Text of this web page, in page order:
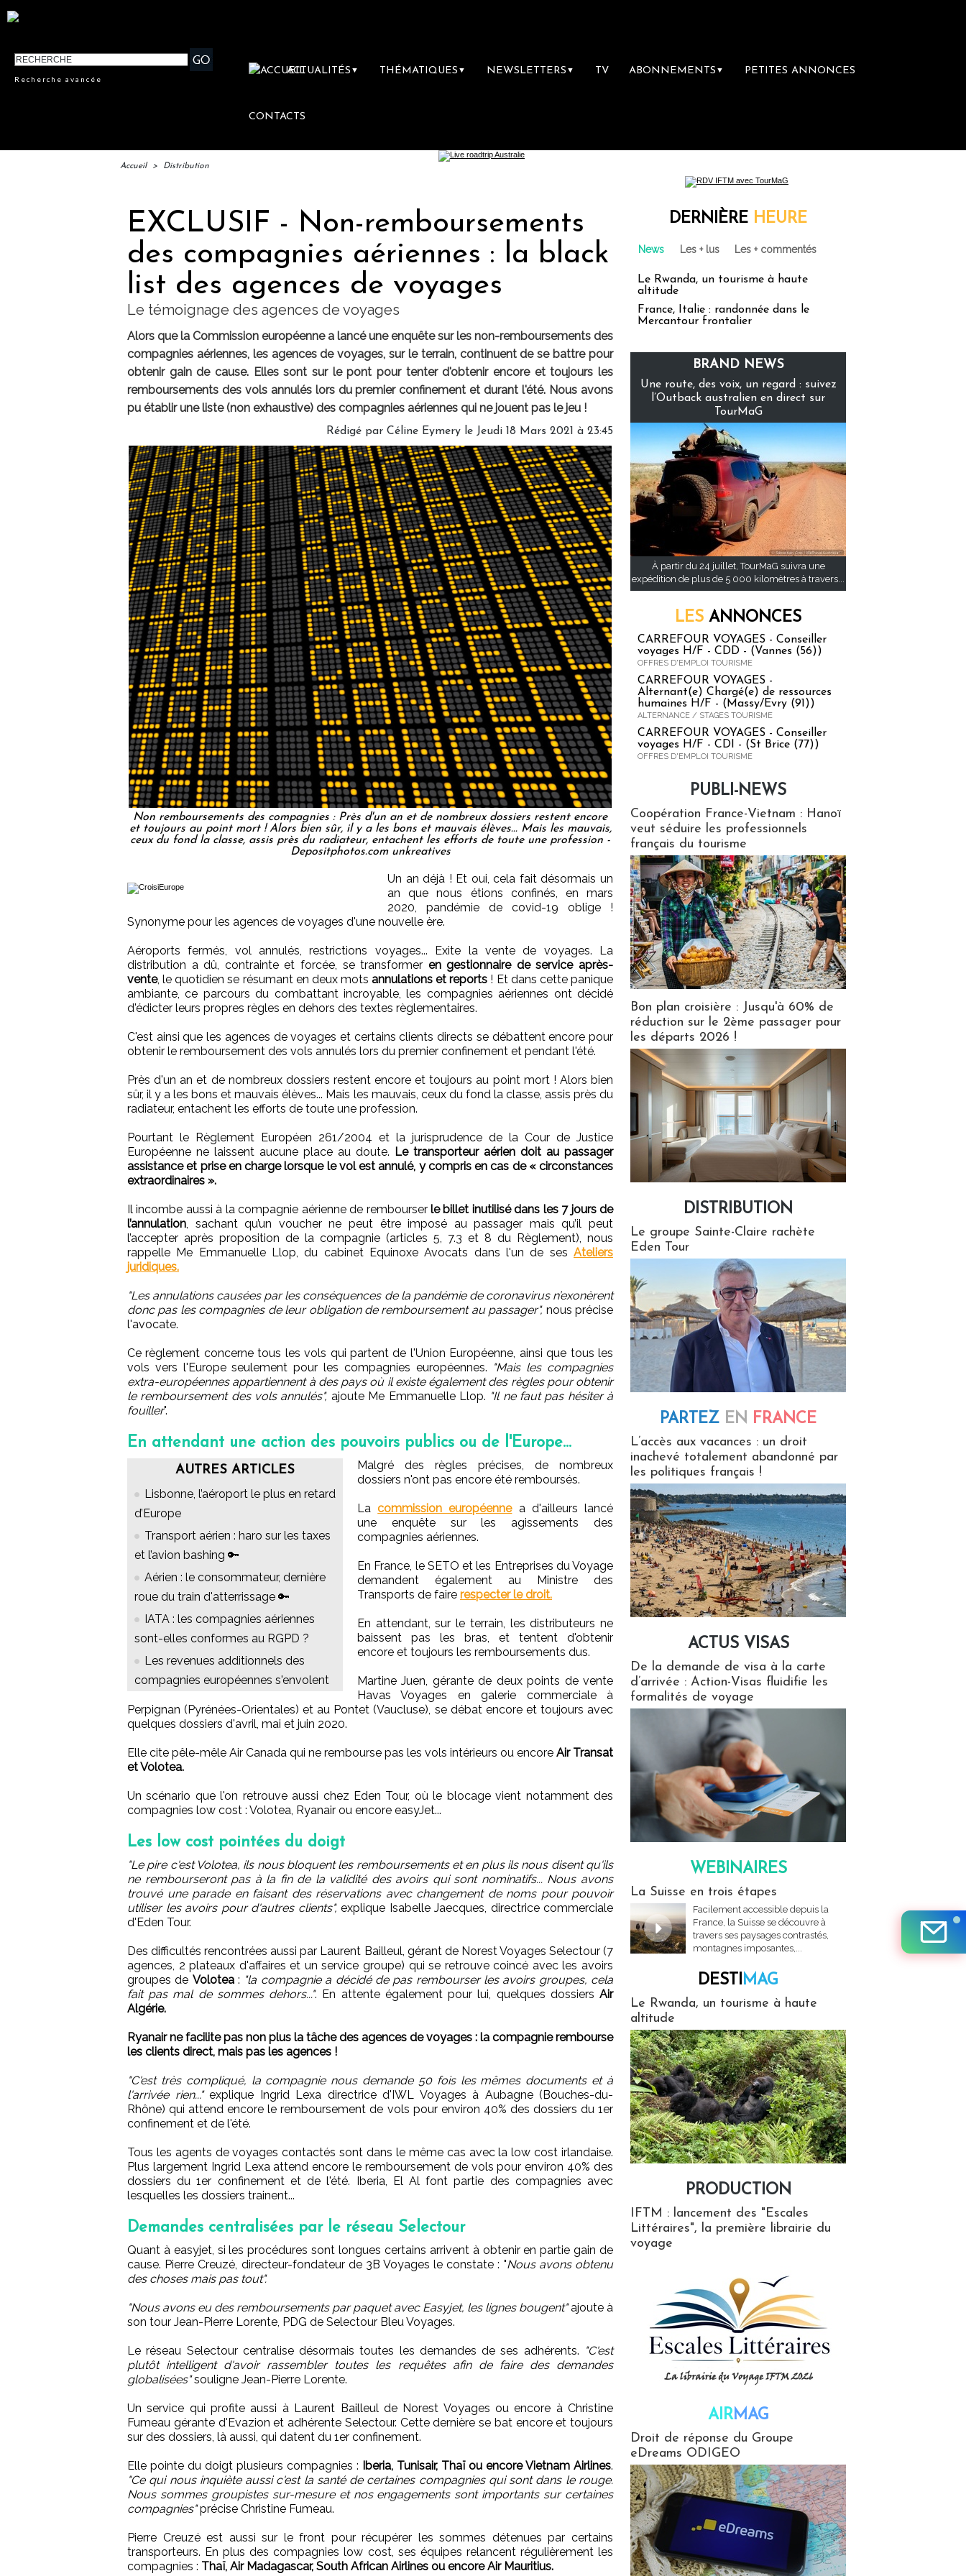
Recherche avancée
ACTUALITÉS ▼ THÉMATIQUES ▼ NEWSLETTERS ▼ TV ABONNEMENTS ▼ PETITES ANNONCES
CONTACTS
Accueil > Distribution
EXCLUSIF - Non-remboursements
des compagnies aériennes : la black
list des agences de voyages
Le témoignage des agences de voyages
Alors que la Commission européenne a lancé une enquête sur les non-remboursements des
compagnies aériennes, les agences de voyages, sur le terrain, continuent de se battre pour
obtenir gain de cause. Elles sont sur le pont pour tenter d'obtenir encore et toujours les
remboursements des vols annulés lors du premier confinement et durant l'été. Nous avons
pu établir une liste (non exhaustive) des compagnies aériennes qui ne jouent pas le jeu !
Rédigé par Céline Eymery le Jeudi 18 Mars 2021 à 23:45
Non remboursements des compagnies : Près d'un an et de nombreux dossiers restent encore
et toujours au point mort ! Alors bien sûr, il y a les bons et mauvais élèves... Mais les mauvais,
ceux du fond la classe, assis près du radiateur, entachent les efforts de toute une profession -
Depositphotos.com unkreatives
Un an déjà ! Et oui, cela fait désormais un
an que nous étions confinés, en mars
2020, pandémie de covid-19 oblige !
Synonyme pour les agences de voyages d'une nouvelle ère.
Aéroports fermés, vol annulés, restrictions voyages... Exite la vente de voyages. La
distribution a dû, contrainte et forcée, se transformer en gestionnaire de service après-
vente, le quotidien se résumant en deux motsannulations et reports ! Et dans cette panique
ambiante, ce parcours du combattant incroyable, les compagnies aériennes ont décidé
d'édicter leurs propres règles en dehors des textes règlementaires.
C'est ainsi que les agences de voyages et certains clients directs se débattent encore pour
obtenir le remboursement des vols annulés lors du premier confinement et pendant l'été.
Près d'un an et de nombreux dossiers restent encore et toujours au point mort ! Alors bien
sûr, il y a les bons et mauvais élèves... Mais les mauvais, ceux du fond la classe, assis près du
radiateur, entachent les efforts de toute une profession.
Pourtant le Règlement Européen 261/2004 et la jurisprudence de la Cour de Justice
Européenne ne laissent aucune place au doute. Le transporteur aérien doit au passager
assistance et prise en charge lorsque le vol est annulé, y compris en cas de « circonstances
extraordinaires ».
Il incombe aussi à la compagnie aérienne de rembourser le billet inutilisé dans les 7 jours de
l’annulation, sachant qu’un voucher ne peut être imposé au passager mais qu’il peut
l’accepter après proposition de la compagnie (articles 5, 7.3 et 8 du Règlement), nous
rappelle Me Emmanuelle Llop, du cabinet Equinoxe Avocats dans l'un de ses Ateliers
juridiques.
"Les annulations causées par les conséquences de la pandémie de coronavirus n’exonèrent
donc pas les compagnies de leur obligation de remboursement au passager", nous précise
l'avocate.
Ce règlement concerne tous les vols qui partent de l'Union Européenne, ainsi que tous les
vols vers l'Europe seulement pour les compagnies européennes. "Mais les compagnies
extra-européennes appartiennent à des pays où il existe également des règles pour obtenir
le remboursement des vols annulés", ajoute Me Emmanuelle Llop. "Il ne faut pas hésiter à
fouiller".
En attendant une action des pouvoirs publics ou de l'Europe...
AUTRES ARTICLES
Lisbonne, l’aéroport le plus en retard
d’Europe
Transport aérien : haro sur les taxes
et l’avion bashing 🔑
Aérien : le consommateur, dernière
roue du train d'atterrissage 🔑
IATA : les compagnies aériennes
sont-elles conformes au RGPD ?
Les revenues additionnels des
compagnies européennes s'envolent
Malgré des règles précises, de nombreux
dossiers n'ont pas encore été remboursés.
Lacommission européennea d'ailleurs lancé
une enquête sur les agissements des
compagnies aériennes.
En France, le SETO et les Entreprises du Voyage
demandent également au Ministre des
Transports de faire respecter le droit.
En attendant, sur le terrain, les distributeurs ne
baissent pas les bras, et tentent d'obtenir
encore et toujours les remboursements dus.
Martine Juen, gérante de deux points de vente
Havas Voyages en galerie commerciale à
Perpignan (Pyrénées-Orientales) et au Pontet (Vaucluse), se débat encore et toujours avec
quelques dossiers d'avril, mai et juin 2020.
Elle cite pêle-mêle Air Canada qui ne rembourse pas les vols intérieurs ou encore Air Transat
et Volotea.
Un scénario que l'on retrouve aussi chez Eden Tour, où le blocage vient notamment des
compagnies low cost : Volotea, Ryanair ou encore easyJet...
Les low cost pointées du doigt
"Le pire c'est Volotea, ils nous bloquent les remboursements et en plus ils nous disent qu'ils
ne rembourseront pas à la fin de la validité des avoirs qui sont nominatifs... Nous avons
trouvé une parade en faisant des réservations avec changement de noms pour pouvoir
utiliser les avoirs pour d'autres clients",explique Isabelle Jaecques, directrice commerciale
d'Eden Tour.
Des difficultés rencontrées aussi par Laurent Bailleul, gérant de Norest Voyages Selectour (7
agences, 2 plateaux d'affaires et un service groupe) qui se retrouve coincé avec les avoirs
groupes de Volotea: "la compagnie a décidé de pas rembourser les avoirs groupes, cela
fait pas mal de sommes dehors...". En attente également pour lui, quelques dossiersAir
Algérie.
Ryanair ne facilite pas non plus la tâche des agences de voyages : la compagnie rembourse
les clients direct, mais pas les agences !
"C'est très compliqué, la compagnie nous demande 50 fois les mêmes documents et à
l'arrivée rien..."explique Ingrid Lexa directrice d'IWL Voyages à Aubagne (Bouches-du-
Rhône) qui attend encore le remboursement de vols pour environ 40% des dossiers du 1er
confinement et de l'été.
Tous les agents de voyages contactés sont dans le même cas avec la low cost irlandaise.
Plus largement Ingrid Lexa attend encore le remboursement de vols pour environ 40% des
dossiers du 1er confinement et de l'été. Iberia, El Al font partie des compagnies avec
lesquelles les dossiers trainent...
Demandes centralisées par le réseau Selectour
Quant à easyjet, si les procédures sont longues certains arrivent à obtenir en partie gain de
cause. Pierre Creuzé, directeur-fondateur de 3B Voyages le constate : "Nous avons obtenu
des choses mais pas tout".
"Nous avons eu des remboursements par paquet avec Easyjet, les lignes bougent"ajoute à
son tour Jean-Pierre Lorente, PDG de Selectour Bleu Voyages.
Le réseau Selectour centralise désormais toutes les demandes de ses adhérents. "C'est
plutôt intelligent d'avoir rassembler toutes les requêtes afin de faire des demandes
globalisées"souligne Jean-Pierre Lorente.
Un service qui profite aussi à Laurent Bailleul de Norest Voyages ou encore à Christine
Fumeau gérante d'Evazion et adhérente Selectour. Cette dernière se bat encore et toujours
sur des dossiers, là aussi, qui datent du 1er confinement.
Elle pointe du doigt plusieurs compagnies : Iberia, Tunisair, Thaï ou encore Vietnam Airlines.
"Ce qui nous inquiète aussi c'est la santé de certaines compagnies qui sont dans le rouge.
Nous sommes groupistes sur-mesure et nos engagements sont importants sur certaines
compagnies"précise Christine Fumeau.
Pierre Creuzé est aussi sur le front pour récupérer les sommes détenues par certains
transporteurs. En plus des compagnies low cost, ses équipes relancent régulièrement les
compagnies : Thaï, Air Madagascar, South African Airlines ou encore Air Mauritius.
DERNIÈRE HEURE
News Les + lus Les + commentés
Le Rwanda, un tourisme à haute
altitude
France, Italie : randonnée dans le
Mercantour frontalier
BRAND NEWS
Une route, des voix, un regard : suivez
l’Outback australien en direct sur
TourMaG
À partir du 24 juillet, TourMaG suivra une
expédition de plus de 5 000 kilomètres à travers...
LES ANNONCES
CARREFOUR VOYAGES - Conseiller
voyages H/F - CDD - (Vannes (56))
OFFRES D'EMPLOI TOURISME
CARREFOUR VOYAGES -
Alternant(e) Chargé(e) de ressources
humaines H/F - (Massy/Evry (91))
ALTERNANCE / STAGES TOURISME
CARREFOUR VOYAGES - Conseiller
voyages H/F - CDI - (St Brice (77))
OFFRES D'EMPLOI TOURISME
PUBLI-NEWS
Coopération France-Vietnam : Hanoï
veut séduire les professionnels
français du tourisme
Bon plan croisière : Jusqu'à 60% de
réduction sur le 2ème passager pour
les départs 2026 !
DISTRIBUTION
Le groupe Sainte-Claire rachète
Eden Tour
PARTEZ EN FRANCE
L’accès aux vacances : un droit
inachevé totalement abandonné par
les politiques français !
ACTUS VISAS
De la demande de visa à la carte
d’arrivée : Action-Visas fluidifie les
formalités de voyage
WEBINAIRES
La Suisse en trois étapes
Facilement accessible depuis la
France, la Suisse se découvre à
travers ses paysages contrastés,
montagnes imposantes,...
DESTIMAG
Le Rwanda, un tourisme à haute
altitude
PRODUCTION
IFTM : lancement des "Escales
Littéraires", la première librairie du
voyage
AIRMAG
Droit de réponse du Groupe
eDreams ODIGEO